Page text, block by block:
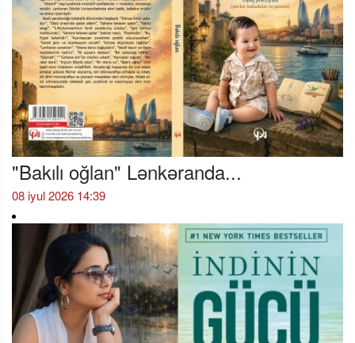
"Bakılı oğlan" Lənkəranda...
08 iyul 2026 14:39